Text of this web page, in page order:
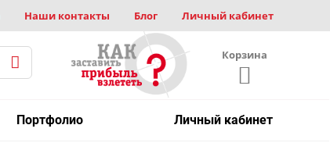
Наши контакты Блог Личный кабинет
Корзина
Портфолио Личный кабинет